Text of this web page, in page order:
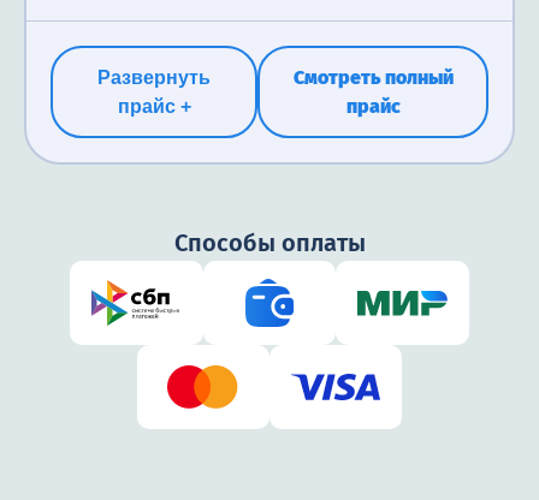
обсуждение возникающих симптомов,
рекомендации по дальнейшему восстановлению, а
при необходимости — назначение дополнительных
обследований или смену тактики лечения.
Развернуть
прайс +
Смотреть полный
прайс
Способы оплаты